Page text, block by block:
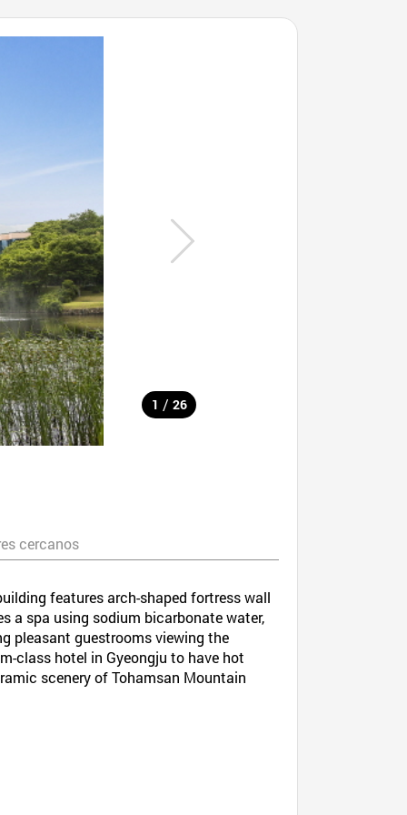
1 / 26
cercanos
features arch-shaped fortress wall
a spa using sodium bicarbonate water,
pleasant guestrooms viewing the
class hotel in Gyeongju to have hot
scenery of Tohamsan Mountain